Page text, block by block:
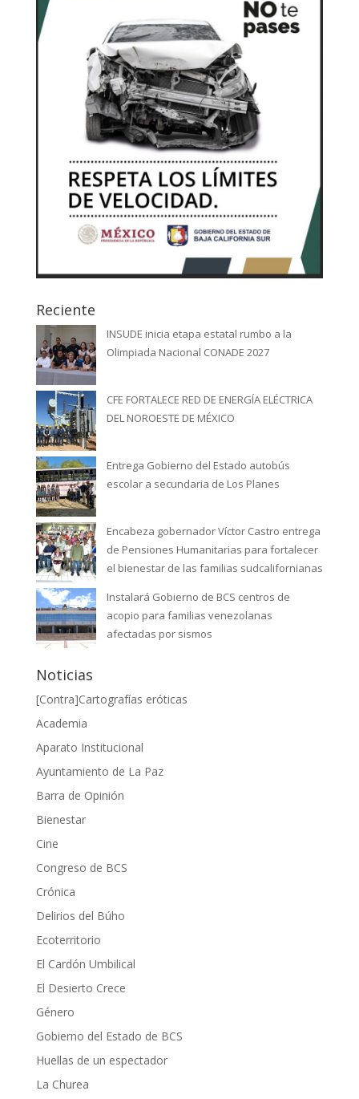
Reciente
INSUDE inicia etapa estatal rumbo a la
Olimpiada Nacional CONADE 2027
CFE FORTALECE RED DE ENERGÍA ELÉCTRICA
DEL NOROESTE DE MÉXICO
Entrega Gobierno del Estado autobús
escolar a secundaria de Los Planes
Encabeza gobernador Víctor Castro entrega
de Pensiones Humanitarias para fortalecer
el bienestar de las familias sudcalifornianas
Instalará Gobierno de BCS centros de
acopio para familias venezolanas
afectadas por sismos
Noticias
[Contra]Cartografías eróticas
Academia
Aparato Institucional
Ayuntamiento de La Paz
Barra de Opinión
Bienestar
Cine
Congreso de BCS
Crónica
Delirios del Búho
Ecoterritorio
El Cardón Umbilical
El Desierto Crece
Género
Gobierno del Estado de BCS
Huellas de un espectador
La Churea